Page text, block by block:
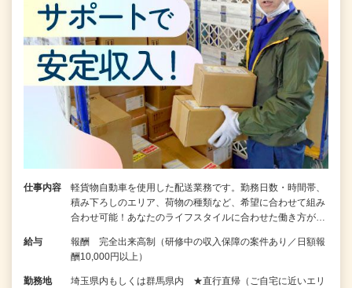
仕事内容
軽貨物自動車を使用した配送業務です。勤務日数・時間帯、
積み下ろしのエリア、荷物の種類など、希望に合わせて組み
合わせ可能！あなたのライフスタイルに合わせた働き方が…
給与
報酬 完全出来高制（研修中の収入保障の案件あり／日額報
酬10,000円以上）
勤務地
埼玉県内もしくは群馬県内 ★直行直帰（ご自宅に近いエリ